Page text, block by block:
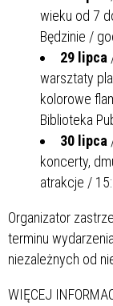
wieku od 7
Będzinie /
29 lipca
warsztaty
kolorowe
Biblioteka
30 lipca
koncerty,
atrakcje /
Organizator
terminu
niezależnych od
WIĘCEJ